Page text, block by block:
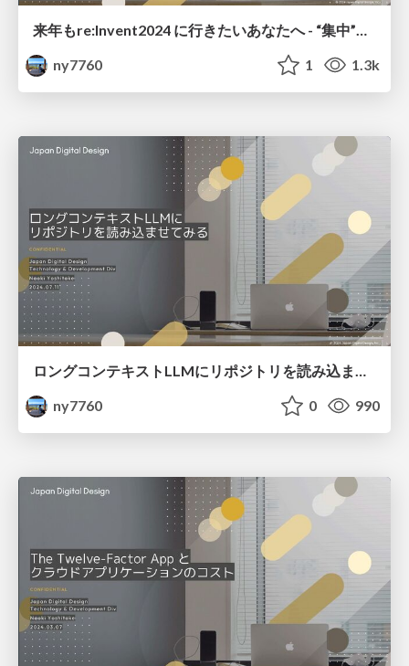
来年もre:Invent2024 に行きたいあなたへ - “集中”と“つながり”で楽しむ -
ny7760
1 1.3k
ny7760
0 990